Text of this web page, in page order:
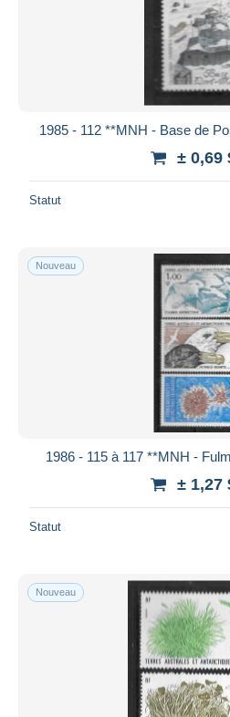
1985 - 112 **MNH - Base de
± 0,69
Statut
Nouveau
1986 - 115 à 117 **MNH -
± 1,27
Statut
Nouveau